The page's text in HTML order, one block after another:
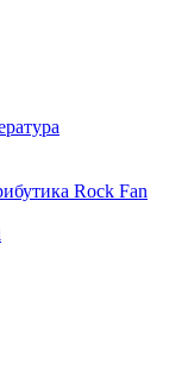
Rock Fan